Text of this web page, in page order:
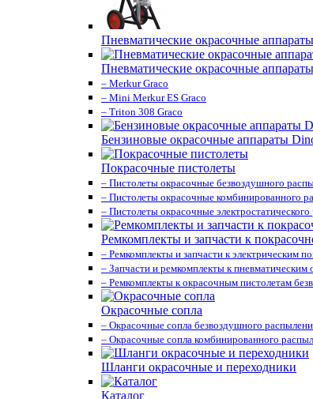
Пневматические окрасочные
Пневматические окрасочные
– Merkur Graco
– Mini Merkur ES Graco
– Triton 308 Graco
Бензиновые окрасочные аппараты
Покрасочные пистолеты
– Пистолеты окрасочные безвоздушного
– Пистолеты окрасочные комбинированного
– Пистолеты окрасочные
Ремкомплекты и запчасти к
– Ремкомплекты и запчасти к электрическим
– Запчасти и ремкомплекты к
– Ремкомплекты к окрасочным пистолетам
Окрасочные сопла
– Окрасочные сопла безвоздушного
– Окрасочные сопла комбинированного
Шланги окрасочные и переходники
Каталог